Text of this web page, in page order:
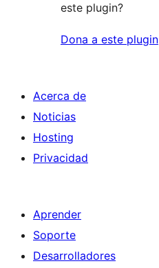
este plugin?
Dona a este plugin
Acerca de
Noticias
Hosting
Privacidad
Aprender
Soporte
Desarrolladores